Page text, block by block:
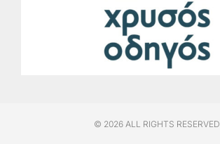
© 2026 ALL RIGHTS RESERVED​